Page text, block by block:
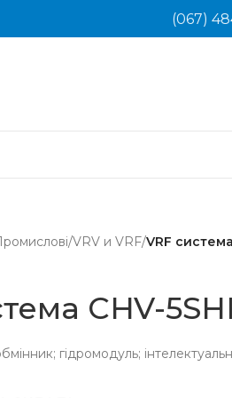
(067)
/VRV и VRF/VRF
CHV-
гідромодуль;